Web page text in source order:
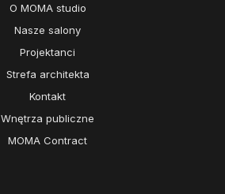
O MOMA studio
Nasze salony
Projektanci
Strefa architekta
Kontakt
Wnętrza publiczne
MOMA Contract